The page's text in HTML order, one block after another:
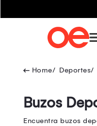
Deportes
Buzos
Encuentra buzos